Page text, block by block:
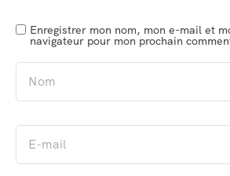
Enregistrer mon nom, mon e-mail et
navigateur pour mon prochain